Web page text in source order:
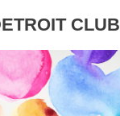
CLUB